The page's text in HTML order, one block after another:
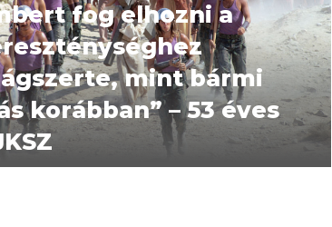
fog elhozni a
mint bármi
korábban” – 53 éves